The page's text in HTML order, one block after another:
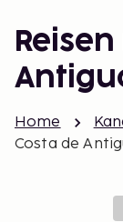
Home
Costa de